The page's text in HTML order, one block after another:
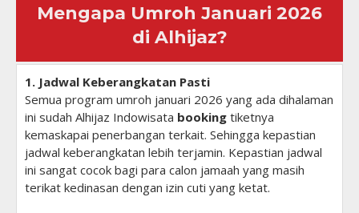
Mengapa Umroh Januari 2026
di Alhijaz?
1. Jadwal Keberangkatan Pasti
Semua program umroh januari 2026 yang ada dihalaman
ini sudah Alhijaz Indowisata booking tiketnya
kemaskapai penerbangan terkait. Sehingga kepastian
jadwal keberangkatan lebih terjamin. Kepastian jadwal
ini sangat cocok bagi para calon jamaah yang masih
terikat kedinasan dengan izin cuti yang ketat.